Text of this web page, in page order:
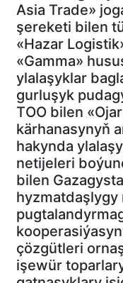
Asia Trade»
şereketi bilen
«Hazar
«Gamma»
ylalaşyklar
gurluşyk
TОО bilen
kärhanasynyň
hakynda
netijeleri
bilen
hyzmatdaşlygy
çözgütleri
işewür